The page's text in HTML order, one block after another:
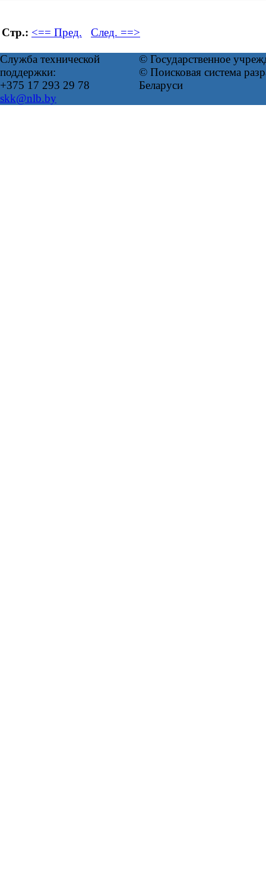
Стр.: <== Пред. След. ==>
Служба технической
поддержки:
+375 17 293 29 78
skk@nlb.by
© Государственное
© Поисковая система
Беларуси